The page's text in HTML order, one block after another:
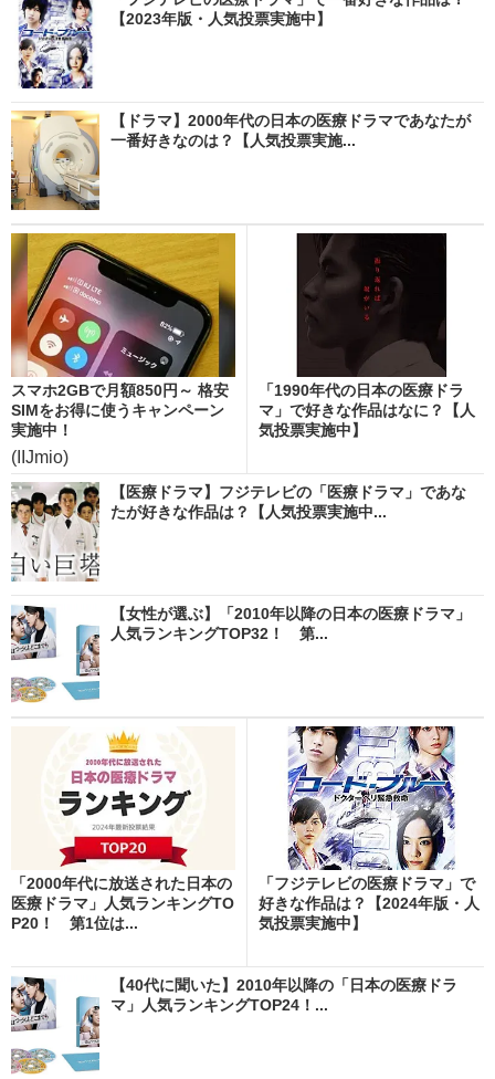
【2023年版・人気投票実施中】
【ドラマ】2000年代の日本の医療ドラマであなたが
一番好きなのは？【人気投票実施...
スマホ2GBで月額850円～ 格安
SIMをお得に使うキャンペーン
実施中！
(IIJmio)
「1990年代の日本の医療ドラ
マ」で好きな作品はなに？【人
気投票実施中】
【医療ドラマ】フジテレビの「医療ドラマ」であな
たが好きな作品は？【人気投票実施中...
【女性が選ぶ】「2010年以降の日本の医療ドラマ」
人気ランキングTOP32！ 第...
「2000年代に放送された日本の
医療ドラマ」人気ランキングTO
P20！ 第1位は...
「フジテレビの医療ドラマ」で
好きな作品は？【2024年版・人
気投票実施中】
【40代に聞いた】2010年以降の「日本の医療ドラ
マ」人気ランキングTOP24！...